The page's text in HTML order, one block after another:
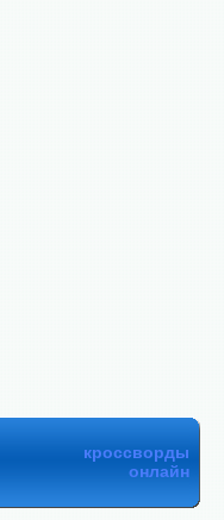
кроссворды
онлайн